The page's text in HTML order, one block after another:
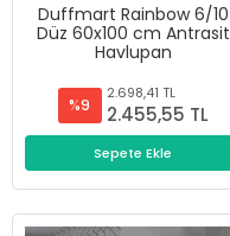
Duffmart Rainbow 6/10
Düz 60x100 cm Antrasit
Havlupan
%9
2.698,41 TL
2.455,55 TL
Sepete Ekle